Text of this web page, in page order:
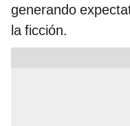
generando
la ficción.